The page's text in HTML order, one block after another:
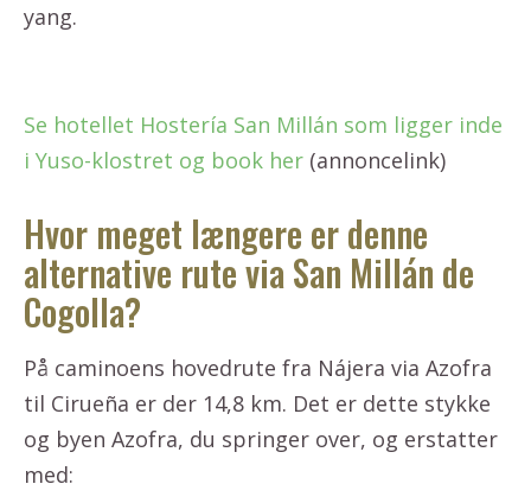
yang.
Se hotellet Hostería San Millán som ligger inde
i Yuso-klostret og book her (annoncelink)
Hvor meget længere er denne
alternative rute via San Millán de
Cogolla?
På caminoens hovedrute fra Nájera via Azofra
til Cirueña er der 14,8 km. Det er dette stykke
og byen Azofra, du springer over, og erstatter
med: